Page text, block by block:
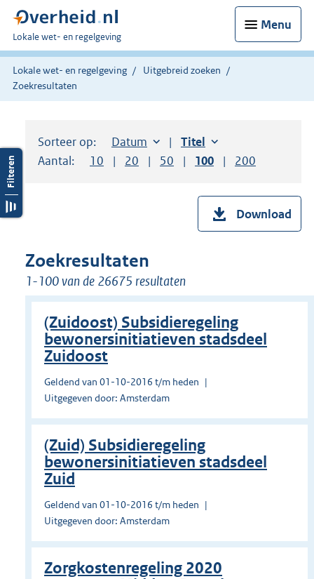
Menu
U
bent
hier:
Lokale wet- en regelgeving
Lokale wet- en regelgeving
Uitgebreid zoeken
Zoekresultaten
Sorteer op: Sorteer op:
Datum aflopendSorteer op:
Titel oplopend
Aantal:
Toon
10 resultaten per pagina
Toon
20 resultaten per pagina
Toon
50 resultaten per pagina
Toon
100 resultaten per
Toon
200
Download
Zoekresultaten
1-100 van de 26675 resultaten
(Zuidoost) Subsidieregeling
bewonersinitiatieven stadsdeel
Zuidoost
Geldend van 01-10-2016 t/m heden
Uitgegeven door: Amsterdam
(Zuid) Subsidieregeling
bewonersinitiatieven stadsdeel
Zuid
Geldend van 01-10-2016 t/m heden
Uitgegeven door: Amsterdam
Zorgkostenregeling 2020